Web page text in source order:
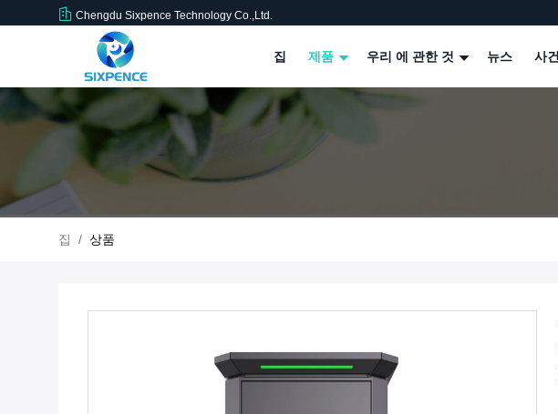
Chengdu Sixpence Technology Co.,Ltd.
집 제품 우리 에 관한 것 뉴스 사건
집 / 상품